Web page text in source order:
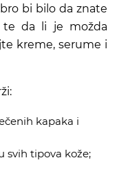
bi bilo da znate
te da li je možda
kreme, serume i
kapaka i
svih tipova kože;